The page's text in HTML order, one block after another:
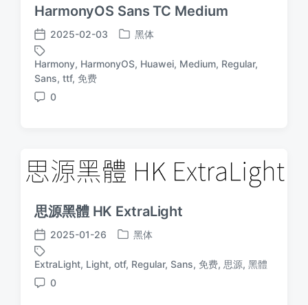
HarmonyOS Sans TC Medium
发
布
日
期
2025-02-03
发
于
黑体
标
签
Harmony, HarmonyOS, Huawei, Medium, Regular,
Sans, ttf, 免费
评
0
思源黑體 HK ExtraLight
发
布
日
期
2025-01-26
发
于
黑体
标
签
ExtraLight, Light, otf, Regular, Sans, 免费, 思源, 黑體
评
0